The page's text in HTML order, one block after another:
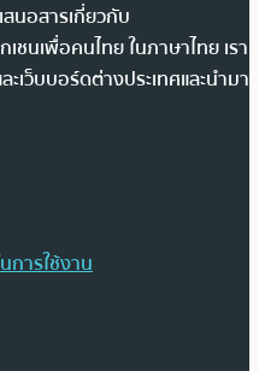
นอสารเกี่ยวกับ
ชนเพื่อคนไทย ในภาษาไทย เรา
เว็บบอร์ดต่างประเทศและนำมา
การใช้งาน